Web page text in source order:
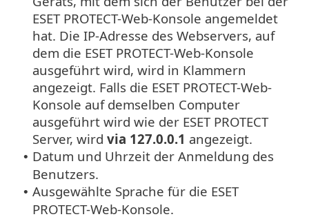
ESET PROTECT-Web-Konsole angemeldet
hat. Die IP-Adresse des Webservers, auf
dem die ESET PROTECT-Web-Konsole
ausgeführt wird, wird in Klammern
angezeigt. Falls die ESET PROTECT-Web-
Konsole auf demselben Computer
ausgeführt wird wie der ESET PROTECT
Server, wird via 127.0.0.1 angezeigt.
• Datum und Uhrzeit der Anmeldung des
Benutzers.
• Ausgewählte Sprache für die ESET
PROTECT-Web-Konsole.